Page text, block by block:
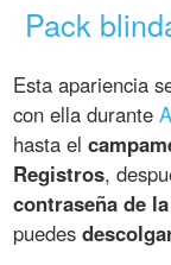
Pack
Esta apariencia
con ella durante
hasta el
Registros,
contraseña de
puedes